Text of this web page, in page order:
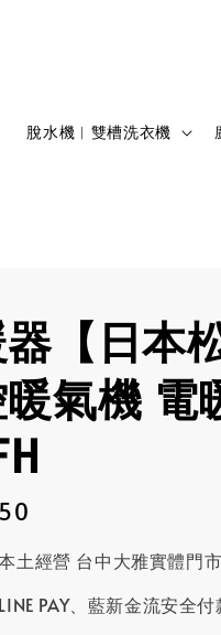
脫水機︱雙槽洗衣機
【日本
氣機 電
土經營 台中大雅實體門市
PAY、藍新金流安全付